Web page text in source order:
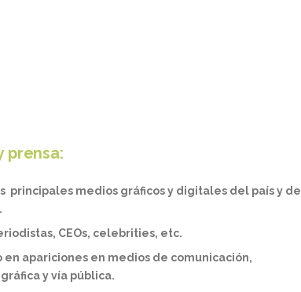
prensa:
principales medios gráficos y digitales del país y de
CEOs, celebrities, etc.
en apariciones en medios de comunicación,
y vía pública.